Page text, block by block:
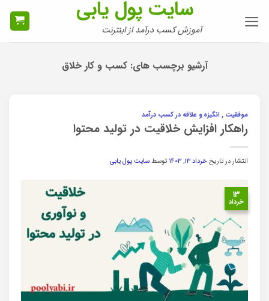
سایت پول یابی
آموزش کسب درآمد از اینترنت
آرشیو برچسب های:کسب و کار خلاق
موفقیت , انگیزه و علاقه در کسب درآمد
راهکار افزایش خلاقیت در تولید محتوا
انتشار در تاریخخرداد ۱۳, ۱۴۰۳ توسط سایت پول یابی
۱۳
خرداد